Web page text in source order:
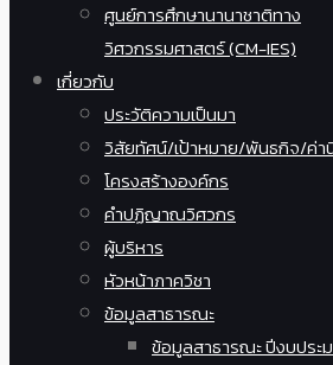
ศูนย์การศึกษานานาชาติทาง
วิศวกรรมศาสตร์ (CM-IES)
เกี่ยวกับ
ประวัติความเป็นมา
วิสัยทัศน์/เป้าหมาย/พันธกิจ/ค่า
โครงสร้างองค์กร
คำปฏิญาณวิศวกร
ผู้บริหาร
หัวหน้าภาควิชา
ข้อมูลสาธารณะ
ข้อมูลสาธารณะ ปีงบประ